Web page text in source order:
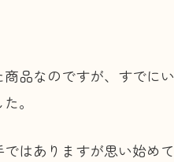
品なのですが、すでにい
。
はありますが思い始めて